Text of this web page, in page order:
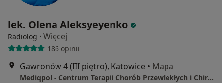
lek. Olena Aleksyeyenko
Radiolog · Więcej
186 opinii
Gawronów 4 (III piętro), Katowice • Mapa
Mediqpol - Centrum Terapii Chorób Przewlekłych i Chirurgii Wielospecjalistycznej